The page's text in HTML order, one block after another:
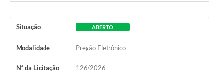
Situação ABERTO
Modalidade Pregão Eletrônico
Nº da Licitação 126/2026